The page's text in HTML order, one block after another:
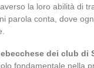
la loro abilità di
parola conta, dove
dei club di
fondamentale nella